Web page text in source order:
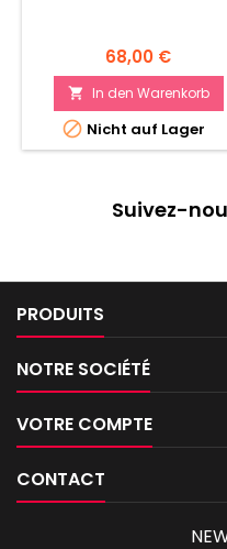
Preis
68,00 €
 In den Warenkorb
 Nicht auf Lager
Suivez-
PRODUITS
NOTRE SOCIÉTÉ
VOTRE COMPTE
CONTACT